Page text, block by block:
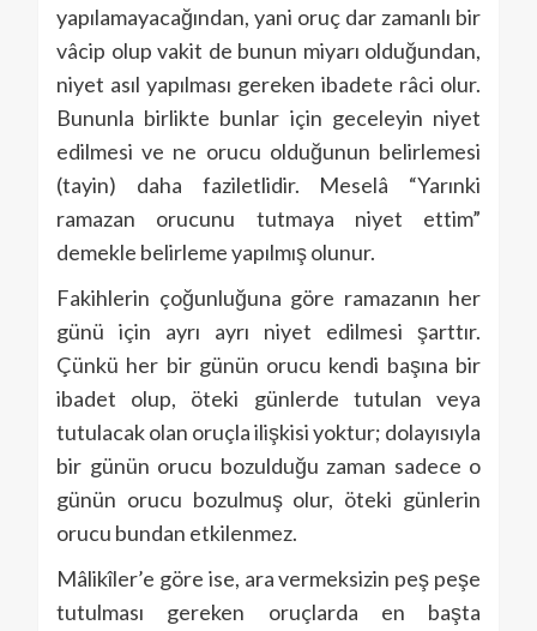
yapılamayacağından, yani oruç dar zamanlı bir
vâcip olup vakit de bunun miyarı olduğundan,
niyet asıl yapılması gereken ibadete râci olur.
Bununla birlikte bunlar için geceleyin niyet
edilmesi ve ne orucu olduğunun belirlemesi
(tayin) daha faziletlidir. Meselâ “Yarınki
ramazan orucunu tutmaya niyet ettim”
demekle belirleme yapılmış olunur.
Fakihlerin çoğunluğuna göre ramazanın her
günü için ayrı ayrı niyet edilmesi şarttır.
Çünkü her bir günün orucu kendi başına bir
ibadet olup, öteki günlerde tutulan veya
tutulacak olan oruçla ilişkisi yoktur; dolayısıyla
bir günün orucu bozulduğu zaman sadece o
günün orucu bozulmuş olur, öteki günlerin
orucu bundan etkilenmez.
Mâlikîler’e göre ise, ara vermeksizin peş peşe
tutulması gereken oruçlarda en başta